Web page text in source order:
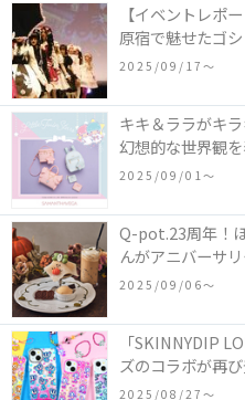
【イベントレポ
原宿で魅せたゴ
2025/09/17〜
キキ＆ララがキ
幻想的な世界観
ツインスターズ
2025/09/01〜
Q-pot.23周年！
んがアニバーサ
ーキアクセサリ
「かぼちゃのオ
2025/09/06〜
「SKINNYDIP
ズのコラボが再
作コレクションを
2025/08/27〜